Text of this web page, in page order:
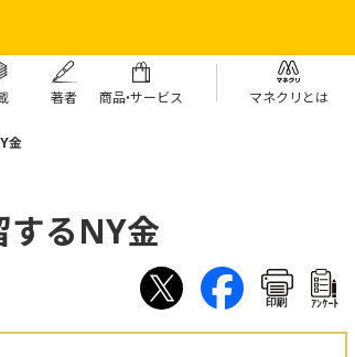
著者 商品・サービス マネクリとは
金
するNY金
印刷 ｱﾝｹｰﾄ